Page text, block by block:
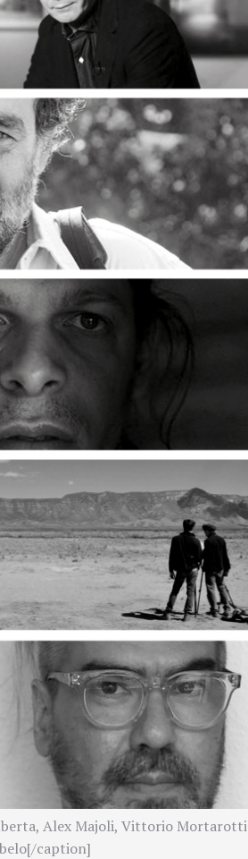
Alex Majoli, Vittorio Mortarotti
caption]